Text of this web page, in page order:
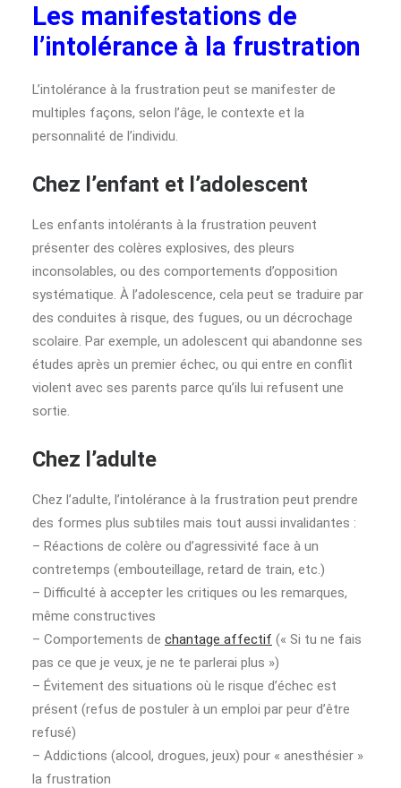
Les manifestations de
l’intolérance à la frustration
L’intolérance à la frustration peut se manifester de
multiples façons, selon l’âge, le contexte et la
personnalité de l’individu.
Chez l’enfant et l’adolescent
Les enfants intolérants à la frustration peuvent
présenter des colères explosives, des pleurs
inconsolables, ou des comportements d’opposition
systématique. À l’adolescence, cela peut se traduire par
des conduites à risque, des fugues, ou un décrochage
scolaire. Par exemple, un adolescent qui abandonne ses
études après un premier échec, ou qui entre en conflit
violent avec ses parents parce qu’ils lui refusent une
sortie.
Chez l’adulte
Chez l’adulte, l’intolérance à la frustration peut prendre
des formes plus subtiles mais tout aussi invalidantes :
– Réactions de colère ou d’agressivité face à un
contretemps (embouteillage, retard de train, etc.)
– Difficulté à accepter les critiques ou les remarques,
même constructives
– Comportements de chantage affectif (« Si tu ne fais
pas ce que je veux, je ne te parlerai plus »)
– Évitement des situations où le risque d’échec est
présent (refus de postuler à un emploi par peur d’être
refusé)
– Addictions (alcool, drogues, jeux) pour « anesthésier »
la frustration